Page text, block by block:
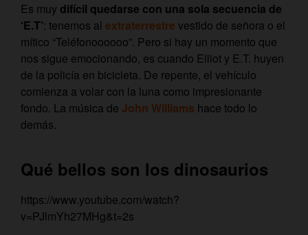
Es muy difícil quedarse con una sola secuencia de
‘E.T’: tenemos al extraterrestre vestido de señora o el
mítico “Teléfonoooooo”. Pero si hay un momento que
nos sigue emocionando, es cuando Elliot y E.T. huyen
de la policía en bicicleta. De repente, el vehículo
comienza a volar con la luna como impresionante
fondo. La música de John Williams hace todo lo
demás.
Qué bellos son los dinosaurios
https://www.youtube.com/watch?
v=PJlmYh27MHg&t=2s